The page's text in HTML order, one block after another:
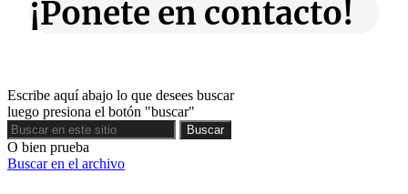
¡Ponete en contacto!
Escribe aquí abajo lo que desees buscar
luego presiona el botón "buscar"
Buscar
Buscar
O bien prueba
Buscar en el archivo